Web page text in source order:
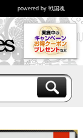
powered by 戦国魂